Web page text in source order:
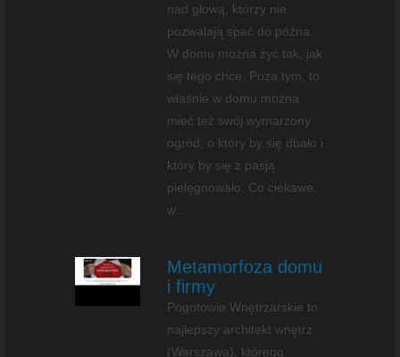
nad głową, którzy nie
pozwalają spać do późna.
W domu można żyć tak, jak
się tego chce. Poza tym, to
właśnie w domu można
mieć też swój wymarzony
ogród, o który by się dbało i
który by się z pasją
pielęgnowało. Co ciekawe,
w ...
Metamorfoza domu
i firmy
Pogotowie Wnętrzarskie to
najlepszy architekt wnętrz
(Warszawa), którego